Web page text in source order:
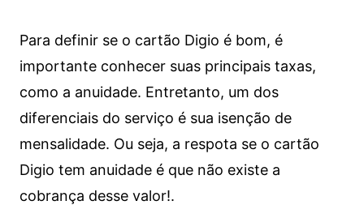
Para definir se o cartão Digio é bom, é
importante conhecer suas principais taxas,
como a anuidade. Entretanto, um dos
diferenciais do serviço é sua isenção de
mensalidade. Ou seja, a respota se o cartão
Digio tem anuidade é que não existe a
cobrança desse valor!.